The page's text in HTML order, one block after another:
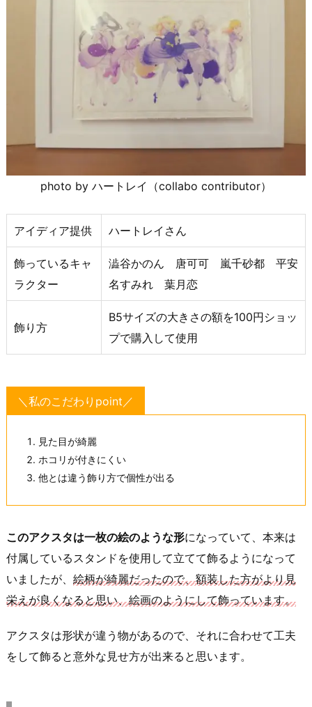
photo by ハートレイ（collabo contributor）
アイディア提供 ハートレイさん
飾っているキャ
ラクター
澁谷かのん 唐可可 嵐千砂都 平安
名すみれ 葉月恋
飾り方
B5サイズの大きさの額を100円ショッ
プで購入して使用
＼私のこだわりpoint／
見た目が綺麗
ホコリが付きにくい
他とは違う飾り方で個性が出る
このアクスタは一枚の絵のような形になっていて、本来は
付属しているスタンドを使用して立てて飾るようになって
いましたが、 絵柄が綺麗だったので、額装した方がより見
栄えが良くなると思い、絵画のようにして飾っています。
アクスタは形状が違う物があるので、それに合わせて工夫
をして飾ると意外な見せ方が出来ると思います。